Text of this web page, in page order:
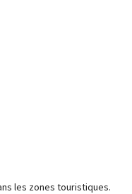
les zones touristiques.